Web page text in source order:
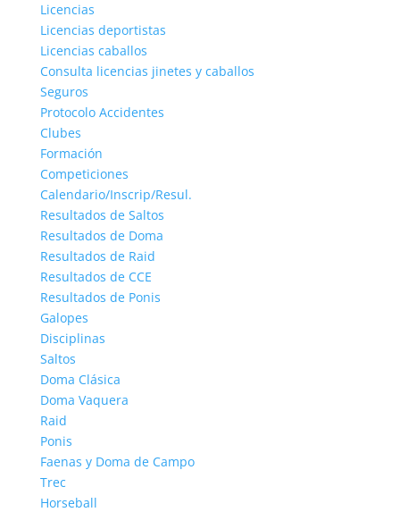
Licencias
Licencias deportistas
Licencias caballos
Consulta licencias jinetes y caballos
Seguros
Protocolo Accidentes
Clubes
Formación
Competiciones
Calendario/Inscrip/Resul.
Resultados de Saltos
Resultados de Doma
Resultados de Raid
Resultados de CCE
Resultados de Ponis
Galopes
Disciplinas
Saltos
Doma Clásica
Doma Vaquera
Raid
Ponis
Faenas y Doma de Campo
Trec
Horseball